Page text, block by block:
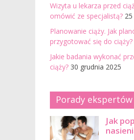
Wizyta u lekarza przed
omówić ze specjalistą?
Planowanie ciąży. Jak
przygotować się do ciąży?
Jakie badania wykonać
ciąży? 30 grudnia 2025
Porady ekspertów
Jak